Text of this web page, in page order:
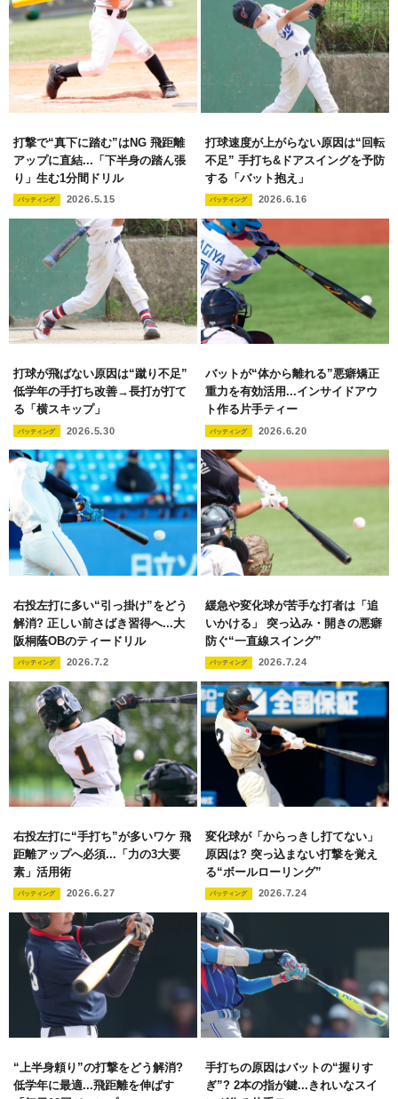
打撃で“真下に踏む”はNG 飛距離
アップに直結...「下半身の踏ん張
り」生む1分間ドリル
バッティング 2026.5.15
打球速度が上がらない原因は“回転
不足” 手打ち&ドアスイングを予防
する「バット抱え」
バッティング 2026.6.16
打球が飛ばない原因は“蹴り不足”
低学年の手打ち改善→長打が打て
る「横スキップ」
バッティング 2026.5.30
バットが“体から離れる”悪癖矯正
重力を有効活用...インサイドアウ
ト作る片手ティー
バッティング 2026.6.20
右投左打に多い“引っ掛け”をどう
解消? 正しい前さばき習得へ...大
阪桐蔭OBのティードリル
バッティング 2026.7.2
緩急や変化球が苦手な打者は「追
いかける」 突っ込み・開きの悪癖
防ぐ“一直線スイング”
バッティング 2026.7.24
右投左打に“手打ち”が多いワケ 飛
距離アップへ必須...「力の3大要
素」活用術
バッティング 2026.6.27
変化球が「からっきし打てない」
原因は? 突っ込まない打撃を覚え
る“ボールローリング”
バッティング 2026.7.24
“上半身頼り”の打撃をどう解消?
低学年に最適...飛距離を伸ばす
手打ちの原因はバットの“握りす
ぎ”? 2本の指が鍵...きれいなスイ